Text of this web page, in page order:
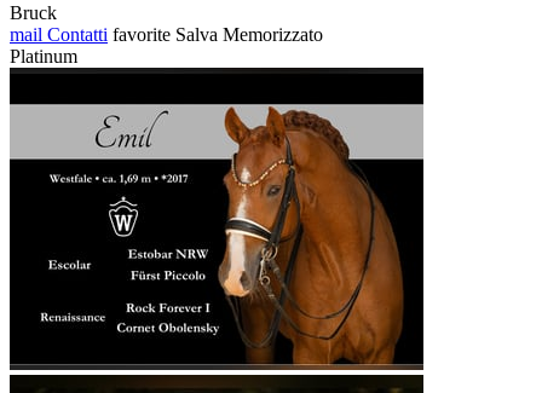
Bruck
mail Contatti favorite Salva Memorizzato
Platinum